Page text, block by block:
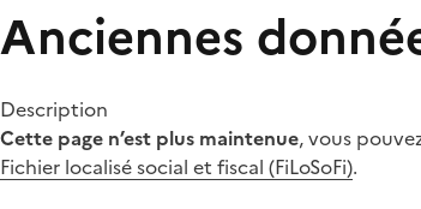
Anciennes
Description
Cette page n’est plus maintenue, vous
Fichier localisé social et fiscal (FiLoSoFi).